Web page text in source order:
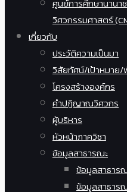
ศูนย์การศึกษานานา
วิศวกรรมศาสตร์
เกี่ยวกับ
ประวัติความเป็นมา
วิสัยทัศน์/เป้าหมาย
โครงสร้างองค์กร
คำปฏิญาณวิศวกร
ผู้บริหาร
หัวหน้าภาควิชา
ข้อมูลสาธารณะ
ข้อมูลสาธาร
ข้อมูลสาธาร